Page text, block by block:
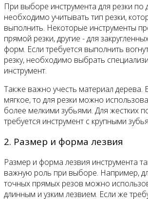
При выборе инструмента для резки по
необходимо учитывать тип резки,
выполнить. Некоторые инструменты
прямой резки, другие - для
форм. Если требуется выполнить
резку, необходимо выбрать
инструмент.
Также важно учесть материал дерева.
мягкое, то для резки можно
более мелкими зубьями. Для жестких
требуется инструмент с крупными
2. Размер и форма лезвия
Размер и форма лезвия инструмента
важную роль при выборе. Например,
точных прямых резов можно
длинным и узким лезвием. Если же